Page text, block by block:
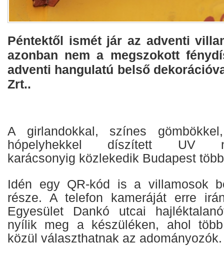
Péntektől ismét jár az adventi
azonban nem a megszokott
adventi hangulatú belső
Zrt..
A girlandokkal, színes
hópelyhekkel díszített UV
karácsonyig közlekedik Budapest
Idén egy QR-kód is a villamosok
része. A telefon kameráját erre
Egyesület Dankó utcai
nyílik meg a készüléken, ahol
közül választhatnak az adományozók.